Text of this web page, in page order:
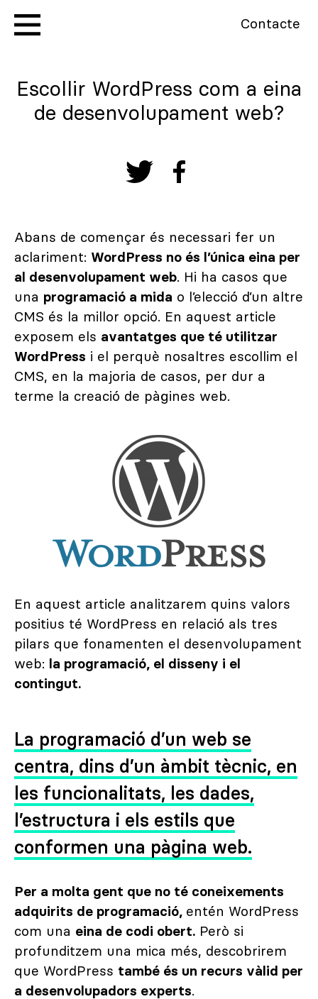
Contacte
Escollir WordPress com a eina
de desenvolupament web?
Abans de començar és necessari fer un
aclariment: WordPress no és l’única eina per
al desenvolupament web. Hi ha casos que
una programació a mida o l’elecció d’un altre
CMS és la millor opció. En aquest article
exposem els avantatges que té utilitzar
WordPress i el perquè nosaltres escollim el
CMS, en la majoria de casos, per dur a
terme la creació de pàgines web.
En aquest article analitzarem quins valors
positius té WordPress en relació als tres
pilars que fonamenten el desenvolupament
web:
la programació, el disseny i el
contingut.
La programació d’un web se
centra, dins d’un àmbit tècnic, en
les funcionalitats, les dades,
l’estructura i els estils que
conformen una pàgina web.
Per a molta gent que no té coneixements
adquirits de programació, entén WordPress
com una eina de codi obert. Però si
profunditzem una mica més, descobrirem
que WordPress també és un recurs vàlid per
a desenvolupadors experts.